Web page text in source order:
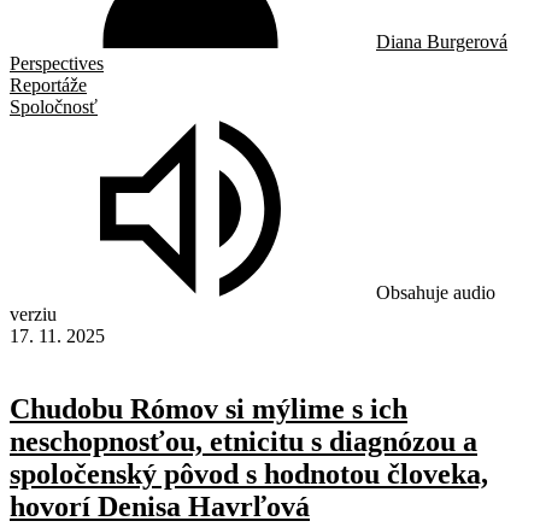
Diana Burgerová
Perspectives
Reportáže
Spoločnosť
Obsahuje audio
verziu
17. 11. 2025
Chudobu Rómov si mýlime s ich
neschopnosťou, etnicitu s diagnózou a
spoločenský pôvod s hodnotou človeka,
hovorí Denisa Havrľová